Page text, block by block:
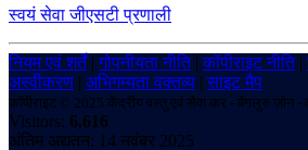
स्वयं सेवा जीएसटी प्रणाली
नियम एवं शर्तें|गोपनीयता नीति|कॉपीराइट नीति|
अस्वीकरण | अभिगम्यता वक्तव्य |साइट मैप
कॉपीराइट © 2025 केंद्रीय वस्तु एवं सेवा कर - बेंगलुरु ज़ोन -
Visitors: 6,616
अंतिम अद्यतन: 14 नवंबर 2025